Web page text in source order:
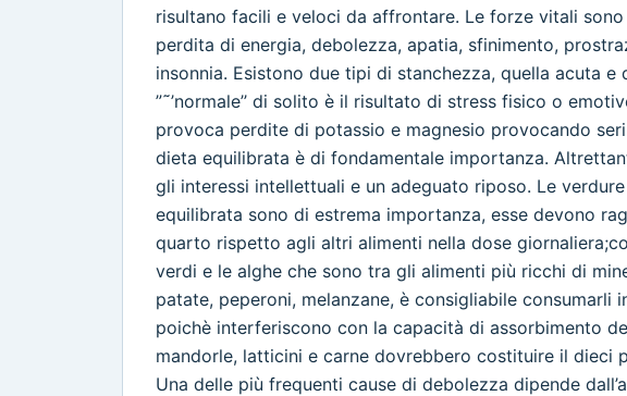
risultano facili e veloci da affrontare. Le forze vitali
perdita di energia, debolezza, apatia, sfinimento,
insonnia. Esistono due tipi di stanchezza, quella acuta e
”˜’normale’’ di solito è il risultato di stress fisico o
provoca perdite di potassio e magnesio provocando
dieta equilibrata è di fondamentale importanza.
gli interessi intellettuali e un adeguato riposo. Le
equilibrata sono di estrema importanza, esse devono
quarto rispetto agli altri alimenti nella dose
verdi e le alghe che sono tra gli alimenti più ricchi di
patate, peperoni, melanzane, è consigliabile
poichè interferiscono con la capacità di assorbimento
mandorle, latticini e carne dovrebbero costituire il dieci
Una delle più frequenti cause di debolezza dipende